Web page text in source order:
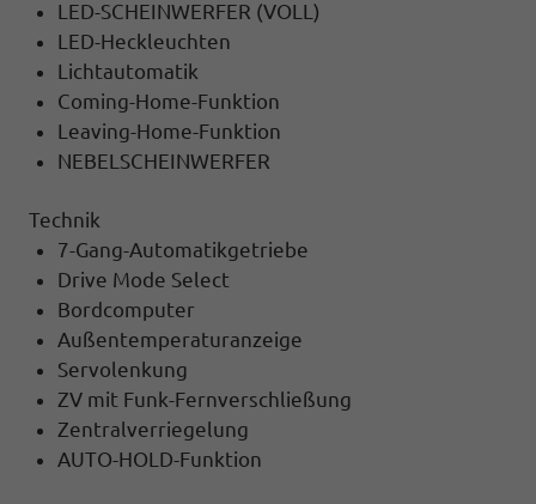
LED-SCHEINWERFER (VOLL)
LED-Heckleuchten
Lichtautomatik
Coming-Home-Funktion
Leaving-Home-Funktion
NEBELSCHEINWERFER
Technik
7-Gang-Automatikgetriebe
Drive Mode Select
Bordcomputer
Außentemperaturanzeige
Servolenkung
ZV mit Funk-Fernverschließung
Zentralverriegelung
AUTO-HOLD-Funktion